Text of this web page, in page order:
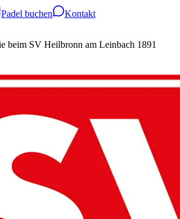
Padel buchen Kontakt
beim SV Heilbronn am Leinbach 1891